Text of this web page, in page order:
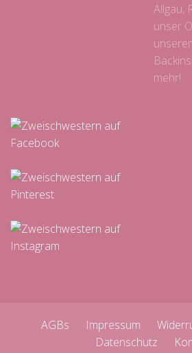
Allgäu,
unser
mehr!
AGBs Impressum
Datenschutz